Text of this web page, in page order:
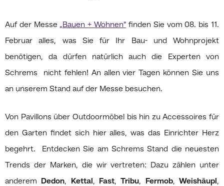
Auf der Messe „Bauen + Wohnen“ finden Sie vom 08. bis 11.
Februar alles, was Sie für Ihr Bau- und Wohnprojekt
benötigen, da dürfen natürlich auch die Experten von
Schrems nicht fehlen! An allen vier Tagen können Sie uns
an unserem Stand auf der Messe besuchen.
Von Pavillons über Outdoormöbel bis hin zu Accessoires für
den Garten findet sich hier alles, was das Einrichter Herz
begehrt. Entdecken Sie am Schrems Stand die neuesten
Trends der Marken, die wir vertreten: Dazu zählen unter
anderem
Dedon, Kettal , Fast,Tribu, Fermob,Weishäupl ,